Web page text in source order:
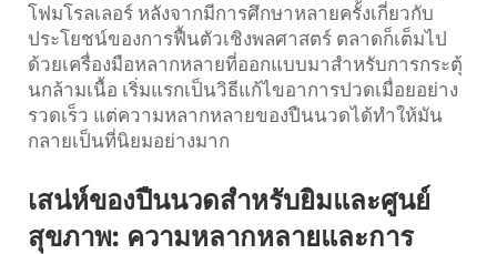
โฟมโรลเลอร์ หลังจากมีการศึกษาหลายครั้งเกี่ยวกับ
ประโยชน์ของการฟื้นตัวเชิงพลศาสตร์ ตลาดก็เต็มไป
ด้วยเครื่องมือหลากหลายที่ออกแบบมาสำหรับการกระตุ้
นกล้ามเนื้อ เริ่มแรกเป็นวิธีแก้ไขอาการปวดเมื่อยอย่าง
รวดเร็ว แต่ความหลากหลายของปืนนวดได้ทำให้มัน
กลายเป็นที่นิยมอย่างมาก
เสน่ห์ของปืนนวดสำหรับยิมและศูนย์
สุขภาพ: ความหลากหลายและการ